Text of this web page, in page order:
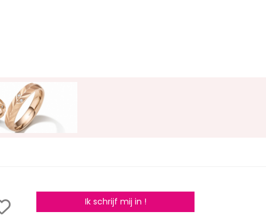
Ik schrijf mij in !